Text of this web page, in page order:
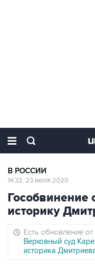
В РОССИИ
14:32, 23 июля 2020
Гособвинение
историку
Есть обновление от
Верховный суд
историка